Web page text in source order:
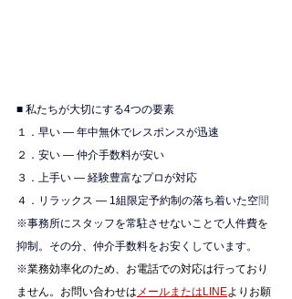
■ 私たちが大切にする4つの要素
１．早い — 年中無休でレスポンスが迅速
２．安い — 仲介手数料が安い
３．上手い — 経験豊富なプロが対応
４．リラックス — 1組限定予約制の落ち着いた空間
※事務所にスタッフを常駐させないことで人件費を
抑制。その分、仲介手数料をお安くしています。
※業務効率化のため、お電話での対応は行っており
ません。お問い合わせは メールまたはLINEよりお願